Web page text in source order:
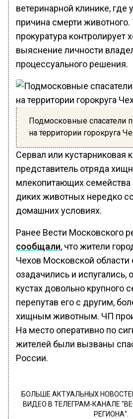
ветеринарной клинике, где
причина смерти
прокуратура контролирует
выяснение личности
процессуального решения.
Подмосковные спасатели
на территории горокруга
Сервал или кустарниковая
представитель отряда
млекопитающих семейства
диких животных нередко
домашних условиях.
Ранее Вести Московского
сообщали, что жители
Чехов Московской области
озадачились и испугались,
кустах довольно крупного
перепутав его с другим,
хищным животным. ЧП
На место оперативно по
жителей были вызваны
России.
БОЛЬШЕ АКТУАЛЬНЫХ
ВИДЕО В ТЕЛЕГРАМ-КАНАЛЕ
РЕГИОНА".